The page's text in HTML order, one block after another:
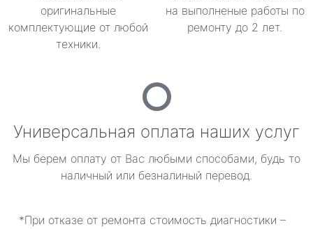
оригинальные
комплектующие от любой
техники.
на выполненые работы по
ремонту до 2 лет.
Универсальная оплата наших услуг
Мы берем оплату от Вас любыми способами, будь то
наличный или безналиный перевод.
*При отказе от ремонта стоимость диагностики –